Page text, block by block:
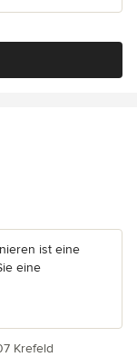
ist eine
eine
Krefeld